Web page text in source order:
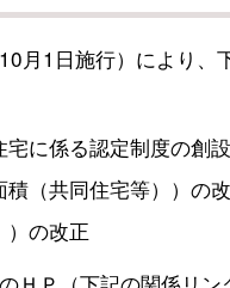
月1日施行）により、
に係る認定制度の創設
（共同住宅等））の
）の改正